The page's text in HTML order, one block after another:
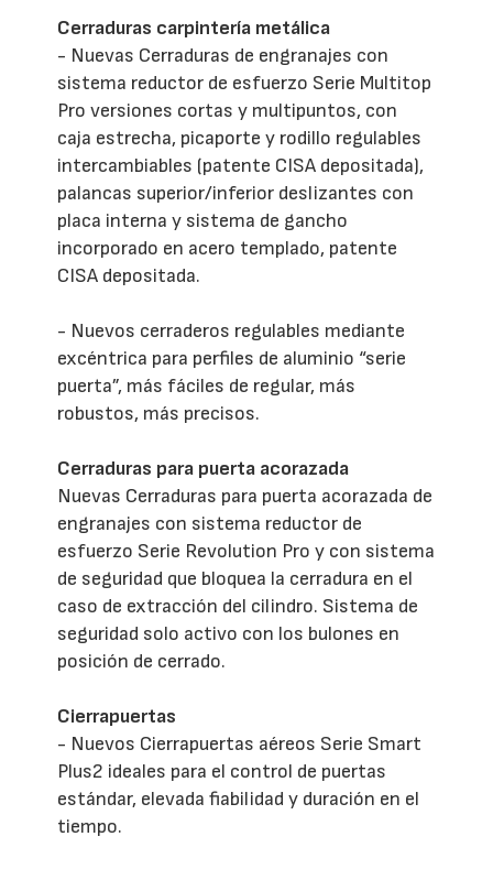
Cerraduras carpintería metálica
- Nuevas Cerraduras de engranajes con
sistema reductor de esfuerzo Serie Multitop
Pro versiones cortas y multipuntos, con
caja estrecha, picaporte y rodillo regulables
intercambiables (patente CISA depositada),
palancas superior/inferior deslizantes con
placa interna y sistema de gancho
incorporado en acero templado, patente
CISA depositada.
- Nuevos cerraderos regulables mediante
excéntrica para perfiles de aluminio “serie
puerta”, más fáciles de regular, más
robustos, más precisos.
Cerraduras para puerta acorazada
Nuevas Cerraduras para puerta acorazada de
engranajes con sistema reductor de
esfuerzo Serie Revolution Pro y con sistema
de seguridad que bloquea la cerradura en el
caso de extracción del cilindro. Sistema de
seguridad solo activo con los bulones en
posición de cerrado.
Cierrapuertas
- Nuevos Cierrapuertas aéreos Serie Smart
Plus2 ideales para el control de puertas
estándar, elevada fiabilidad y duración en el
tiempo.